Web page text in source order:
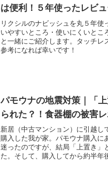
は便利！５年使ったレビ
リクシルのナビッシュを丸５年
いやすいところ・使いにくいとこ
と一緒にご紹介します。タッチ
参考になれば幸いです！
パモウナの地震対策｜「
られた？！食器棚の被害
新居（中古マンション）に引越し
購入した我が家。パモウナ購入に
迷ったのですが、結局「上置き」
た。そして、購入してから約半年